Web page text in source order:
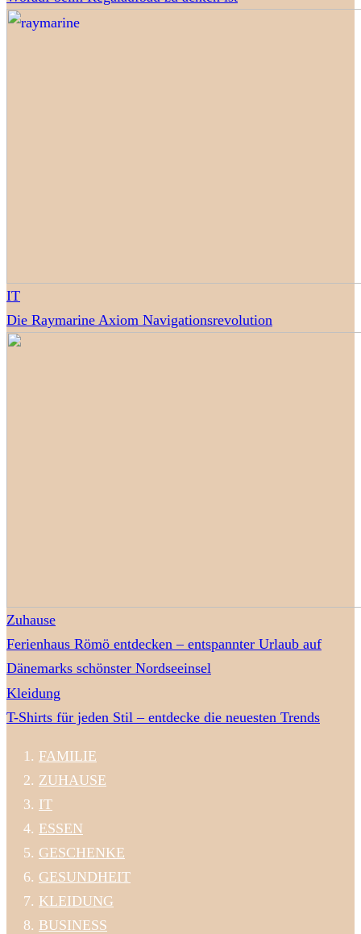
IT
Die Raymarine Axiom Navigationsrevolution
Zuhause
Ferienhaus Römö entdecken – entspannter Urlaub auf
Dänemarks schönster Nordseeinsel
Kleidung
T-Shirts für jeden Stil – entdecke die neuesten Trends
FAMILIE
ZUHAUSE
IT
ESSEN
GESCHENKE
GESUNDHEIT
KLEIDUNG
BUSINESS